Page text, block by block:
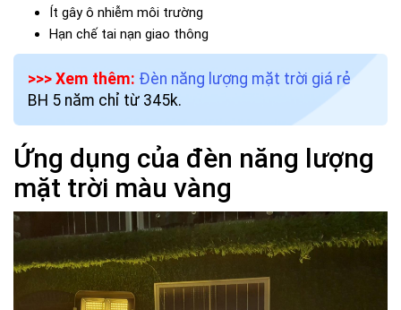
Ít gây ô nhiễm môi trường
Hạn chế tai nạn giao thông
>>> Xem thêm: Đèn năng lượng mặt trời giá rẻ
BH 5 năm chỉ từ 345k.
Ứng dụng của đèn năng lượng
mặt trời màu vàng